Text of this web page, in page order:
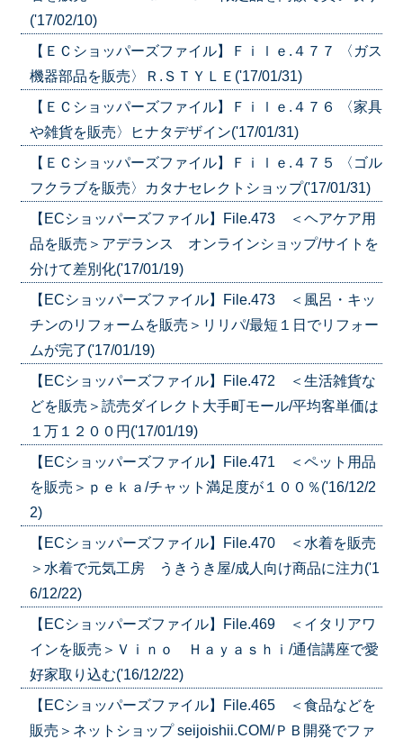
('17/02/10)
【ＥＣショッパーズファイル】Ｆｉｌｅ.４７７ 〈ガス
機器部品を販売〉Ｒ.ＳＴＹＬＥ('17/01/31)
【ＥＣショッパーズファイル】Ｆｉｌｅ.４７６ 〈家具
や雑貨を販売〉ヒナタデザイン('17/01/31)
【ＥＣショッパーズファイル】Ｆｉｌｅ.４７５ 〈ゴル
フクラブを販売〉カタナセレクトショップ('17/01/31)
【ECショッパーズファイル】File.473 ＜ヘアケア用
品を販売＞アデランス オンラインショップ/サイトを
分けて差別化('17/01/19)
【ECショッパーズファイル】File.473 ＜風呂・キッ
チンのリフォームを販売＞リリパ/最短１日でリフォー
ムが完了('17/01/19)
【ECショッパーズファイル】File.472 ＜生活雑貨な
どを販売＞読売ダイレクト大手町モール/平均客単価は
１万１２００円('17/01/19)
【ECショッパーズファイル】File.471 ＜ペット用品
を販売＞ｐｅｋａ/チャット満足度が１００％('16/12/2
2)
【ECショッパーズファイル】File.470 ＜水着を販売
＞水着で元気工房 うきうき屋/成人向け商品に注力('1
6/12/22)
【ECショッパーズファイル】File.469 ＜イタリアワ
インを販売＞Ｖｉｎｏ Ｈａｙａｓｈｉ/通信講座で愛
好家取り込む('16/12/22)
【ECショッパーズファイル】File.465 ＜食品などを
販売＞ネットショップ seijoishii.COM/ＰＢ開発でファ